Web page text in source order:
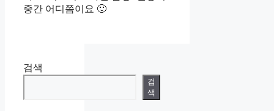
중간 어디쯤이요 🙂
검색
검
색